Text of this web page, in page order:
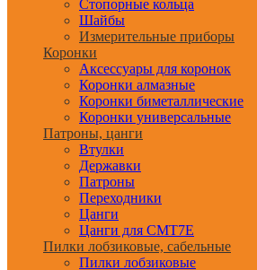
Стопорные кольца
Шайбы
Измерительные приборы
Коронки
Аксессуары для коронок
Коронки алмазные
Коронки биметаллические
Коронки универсальные
Патроны, цанги
Втулки
Державки
Патроны
Переходники
Цанги
Цанги для CMT7E
Пилки лобзиковые, сабельные
Пилки лобзиковые